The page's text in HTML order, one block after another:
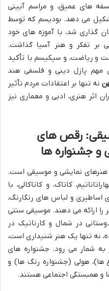
های عمیق، و مراسم آیینی
می دهد. بودیسم که توسط
گذاری شد، با آموزه های خود
بر تفکر و هنر آسیا گذاشت.
و ریاضت، و سیکیسم با تأکید
مهم پازل دینی و فلسفی هند
نه تنها بر اعتقادات مردم تأثیر
اثر هنری، ادبی و معماری نیز
رقص های
جشنواره ها
نمایشی و موسیقی است.
کاتاک، و کاتاکالی، با
اساطیری و لباس های رنگارنگ،
را ارائه می دهند. موسیقی سنتی
در شمال و کارناتیک در
نه تنها یک هنر شنیداری است،
شمار می رود. جشنواره های
ها)، هولی (جشنواره رنگ ها) و
و همبستگی اجتماعی هستند.